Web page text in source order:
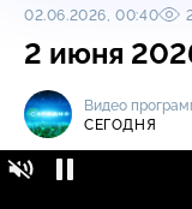
02.06.2026, 00:40
2 июня
Видео
СЕГОДНЯ